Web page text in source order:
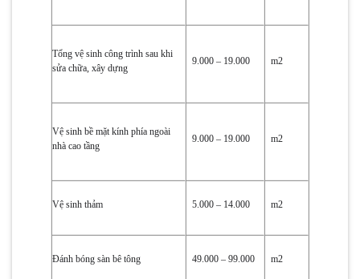
Tổng vệ sinh công trình sau khi
sửa chữa, xây dựng
9.000 – 19.000 m2
Vệ sinh bề mặt kính phía ngoài
nhà cao tầng
9.000 – 19.000 m2
Vệ sinh thảm 5.000 – 14.000 m2
Đánh bóng sàn bê tông 49.000 – 99.000 m2